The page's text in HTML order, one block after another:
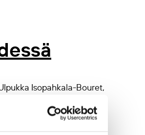
Isopahkala-Bouret,
Aikuiskasvatus